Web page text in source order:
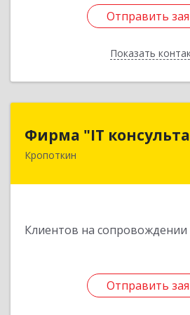
Отправить
Показать
Отправить
Назад
Фирма "IT
Кропоткин
Клиентов на сопровождении
Отправить
352389, Краснодарский
Отправить